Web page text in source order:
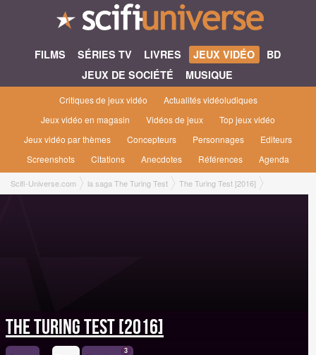
FILMS SÉRIES TV LIVRES JEUX VIDÉO
BD
JEUX DE SOCIÉTÉ
MUSIQUE
Critiques de jeux vidéo
Actualités vidéoludiques
Jeux vidéo en magasin
Vidéos de jeux
Top jeux vidéo
Jeux vidéo par thèmes
Concepteurs Personnages
Editeurs
Screenshots
Citations Anecdotes Références Agenda
Scifi-Universe.com la saga The Turing Test The Turing Test [2016]
The Turing Test [2016]
3